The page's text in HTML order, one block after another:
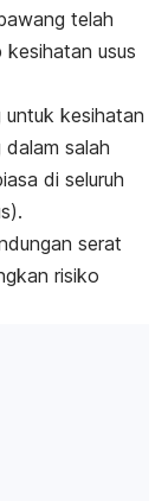
telah
usus
kesihatan
salah
di seluruh
serat
risiko